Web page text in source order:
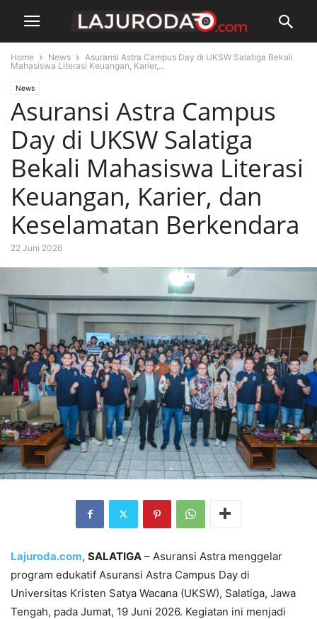
Home News
Asuransi Astra Campus Day di UKSW Salatiga Bekali
Mahasiswa Literasi Keuangan, Karier,...
News
Asuransi Astra Campus
Day di UKSW Salatiga
Bekali Mahasiswa Literasi
Keuangan, Karier, dan
Keselamatan Berkendara
22 Juni 2026
Lajuroda.com, SALATIGA – Asuransi Astra menggelar
program edukatif Asuransi Astra Campus Day di
Universitas Kristen Satya Wacana (UKSW), Salatiga, Jawa
Tengah, pada Jumat, 19 Juni 2026. Kegiatan ini menjadi